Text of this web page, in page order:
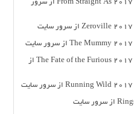
دانلود مستقیم فیلم خارجی From Straight As 2017 از سرور
دانلود مستقیم فیلم خارجی The Fate of the Furious 2017 از